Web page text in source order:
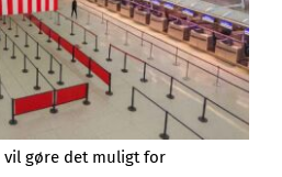
gøre det muligt for